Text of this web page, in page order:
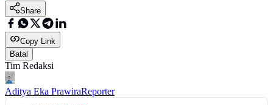
Share
Copy Link
Batal
Tim Redaksi
Aditya Eka PrawiraReporter